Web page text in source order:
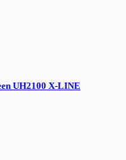
UH2100 X-LINE